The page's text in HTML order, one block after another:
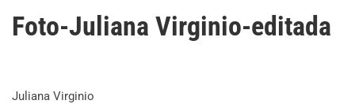
Foto-Juliana Virginio-editada
Juliana Virginio